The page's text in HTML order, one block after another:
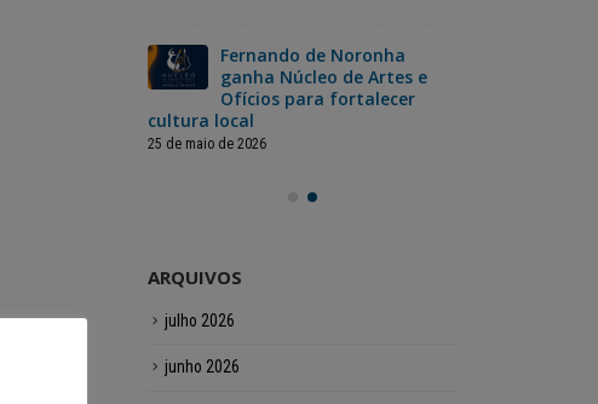
Fernando de Noronha
ganha Núcleo de Artes e
Ofícios para fortalecer
cultura local
25 de maio de 2026
ARQUIVOS
julho 2026
junho 2026